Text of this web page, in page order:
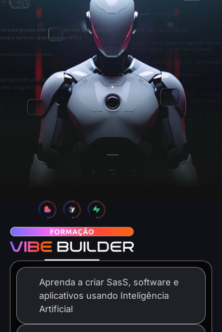
Aprenda a criar SasS, software e
aplicativos usando Inteligência
Artificial